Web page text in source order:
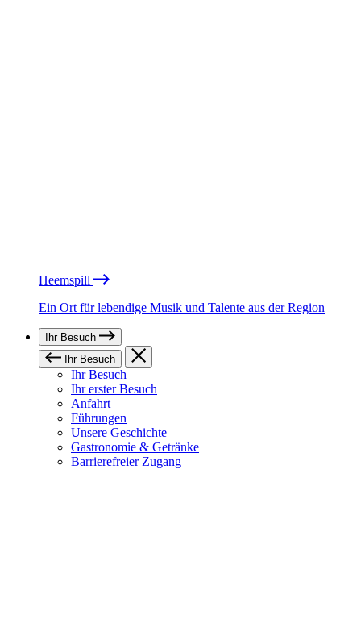
Heemspill
Ein Ort für lebendige Musik und Talente aus der Region
Ihr Besuch
Ihr Besuch
Ihr Besuch
Ihr erster Besuch
Anfahrt
Führungen
Unsere Geschichte
Gastronomie & Getränke
Barrierefreier Zugang